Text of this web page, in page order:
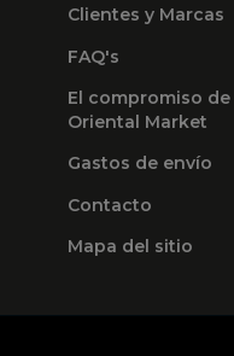
Clientes y Marcas
FAQ's
El compromiso de
Oriental Market
Gastos de envío
Contacto
Mapa del sitio